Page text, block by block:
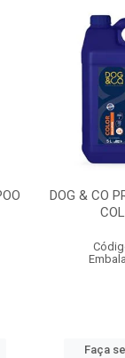
DOG & CO
Faça